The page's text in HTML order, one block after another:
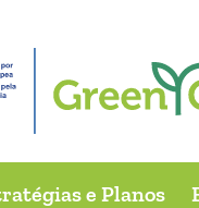
e Planos